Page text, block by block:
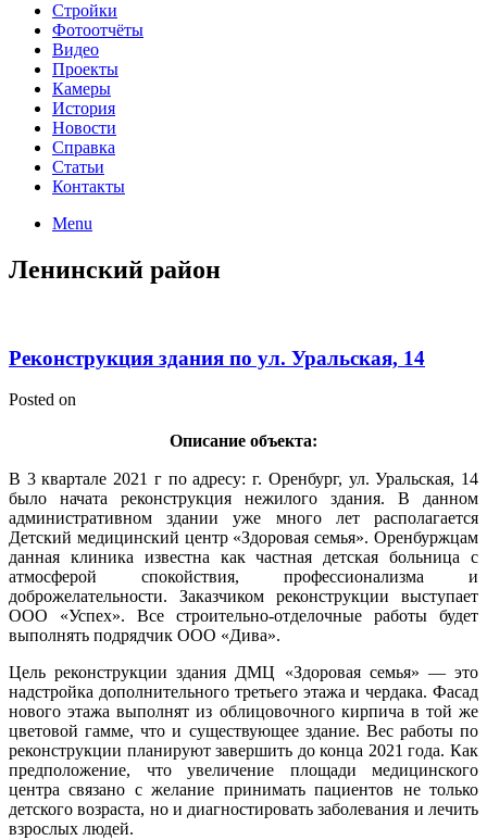
Стройки
Фотоотчёты
Видео
Проекты
Камеры
История
Новости
Справка
Статьи
Контакты
Menu
Ленинский район
Реконструкция здания по ул. Уральская, 14
Posted on
Описание объекта:
В 3 квартале 2021 г по адресу: г. Оренбург, ул. Уральская, 14
было начата реконструкция нежилого здания. В данном
административном здании уже много лет располагается
Детский медицинский центр «Здоровая семья». Оренбуржцам
данная клиника известна как частная детская больница с
атмосферой спокойствия, профессионализма и
доброжелательности. Заказчиком реконструкции выступает
ООО «Успех». Все строительно-отделочные работы будет
выполнять подрядчик ООО «Дива».
Цель реконструкции здания ДМЦ «Здоровая семья» — это
надстройка дополнительного третьего этажа и чердака. Фасад
нового этажа выполнят из облицовочного кирпича в той же
цветовой гамме, что и существующее здание. Вес работы по
реконструкции планируют завершить до конца 2021 года. Как
предположение, что увеличение площади медицинского
центра связано с желание принимать пациентов не только
детского возраста, но и диагностировать заболевания и лечить
взрослых людей.